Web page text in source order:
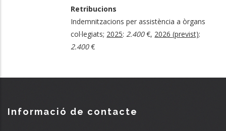
Retribucions
Indemnitzacions per assistència a òrgans
col·legiats; 2025:2.400€, 2026 (previst):
2.400€
Informació de contacte